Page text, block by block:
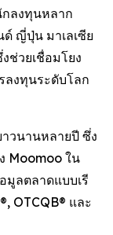
กลงทุนหลาก
ญี่ปุ่น มาเลเซีย
ช่วยเชื่อมโยง
ลงทุนระดับโลก
วนานหลายปี ซึ่ง
Moomoo ใน
มูลตลาดแบบเรี
OTCQB® และ